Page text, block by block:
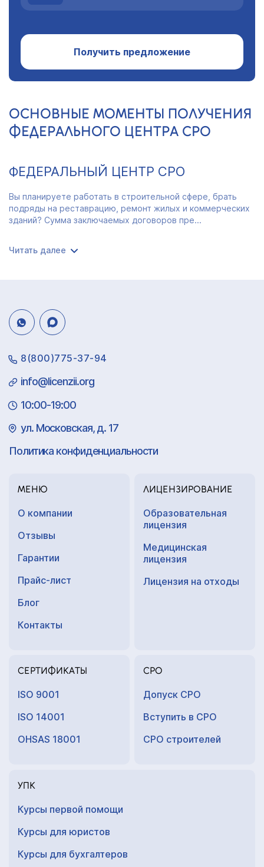
Получить предложение
ОСНОВНЫЕ МОМЕНТЫ ПОЛУЧЕНИЯ
ФЕДЕРАЛЬНОГО ЦЕНТРА СРО
ФЕДЕРАЛЬНЫЙ ЦЕНТР СРО
Вы планируете работать в строительной сфере, брать
подряды на реставрацию, ремонт жилых и коммерческих
зданий? Сумма заключаемых договоров пре...
Читать далее
8(800)775-37-94
info@licenzii.org
10:00-19:00
ул. Московская, д. 17
Политика конфиденциальности
МЕНЮ
О компании
Отзывы
Гарантии
Прайс-лист
Блог
Контакты
ЛИЦЕНЗИРОВАНИЕ
Образовательная
лицензия
Медицинская
лицензия
Лицензия на отходы
СЕРТИФИКАТЫ
ISO 9001
ISO 14001
OHSAS 18001
СРО
Допуск СРО
Вступить в СРО
СРО строителей
УПК
Курсы первой помощи
Курсы для юристов
Курсы для бухгалтеров